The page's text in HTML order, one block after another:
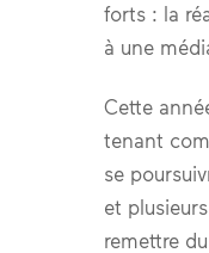
forts : la
à une
Cette
tenant
se
et
remettre